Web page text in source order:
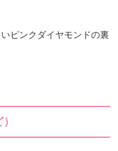
ピンクダイヤモンドの裏